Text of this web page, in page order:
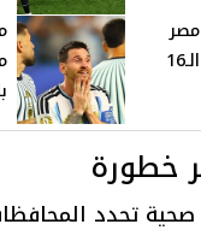
خطورة
تحدد